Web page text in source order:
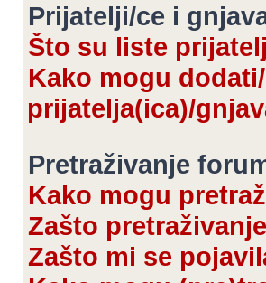
Prijatelji/ce i
Što su liste
Kako mogu
prijatelja(ica)/
Pretraživanje
Kako mogu
Zašto
Zašto mi se